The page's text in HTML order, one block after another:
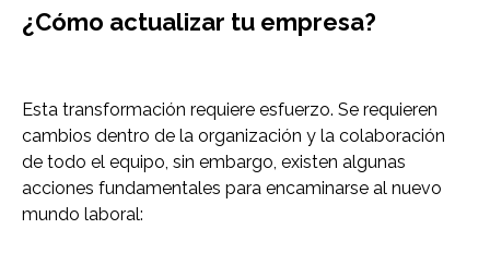
¿Cómo actualizar tu empresa?
Esta transformación requiere esfuerzo. Se requieren
cambios dentro de la organización y la colaboración
de todo el equipo, sin embargo, existen algunas
acciones fundamentales para encaminarse al nuevo
mundo laboral: